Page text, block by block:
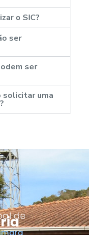
o SIC?
ser
ser
solicitar uma
de